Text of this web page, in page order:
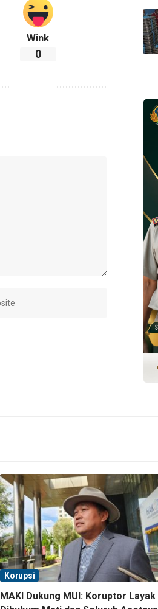
Wink
0
Korupsi
MAKI Dukung MUI: Koruptor Layak